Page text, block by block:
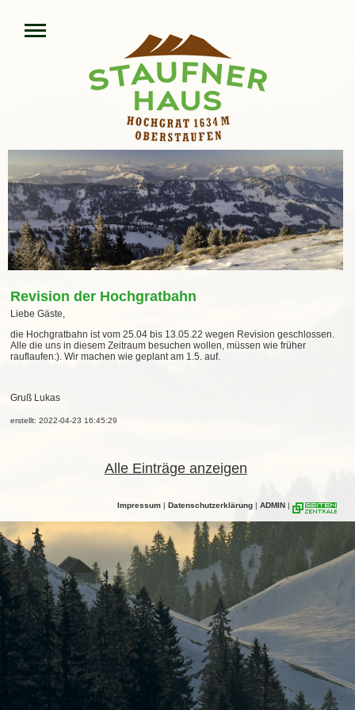
Revision der Hochgratbahn
Liebe Gäste,
die Hochgratbahn ist vom 25.04 bis 13.05.22 wegen Revision geschlossen.
Alle die uns in diesem Zeitraum besuchen wollen, müssen wie früher
rauflaufen:). Wir machen wie geplant am 1.5. auf.
Gruß Lukas
erstellt: 2022-04-23 16:45:29
Alle Einträge anzeigen
Impressum | Datenschutzerklärung | ADMIN |